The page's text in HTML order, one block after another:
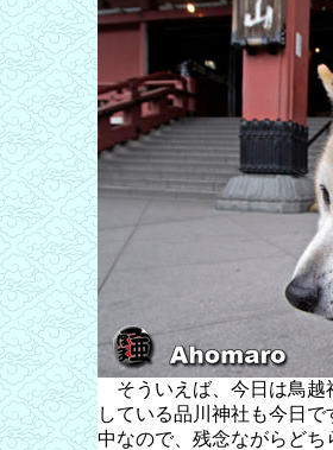
そういえば、今日は鳥越
している品川神社も今日
中なので、残念ながらど